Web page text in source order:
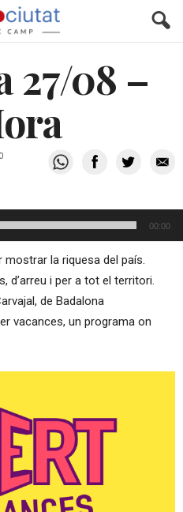
27/08 –
00:00
la riquesa del país.
d’arreu i per a tot el territori.
de Badalona
vacances, un programa on